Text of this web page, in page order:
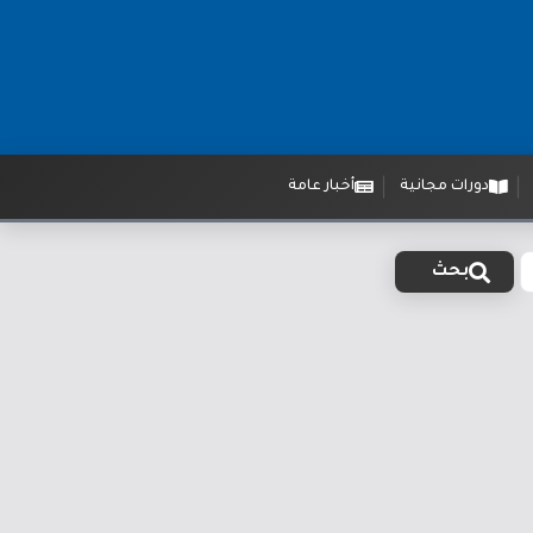
دورات مجانية أخبار عامة
بحث